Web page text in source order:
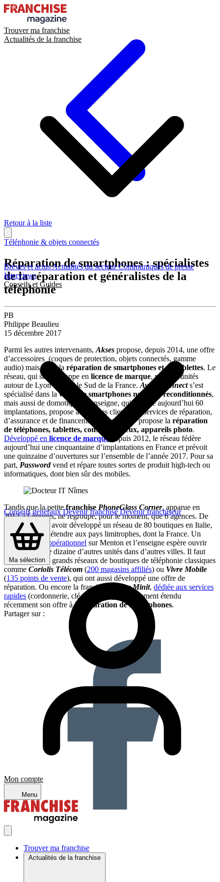
Trouver ma franchise
Actualités de la franchise
Brèves et actusActualités du secteurCommuniqués de presse
Interviews
Conseils et Guides
Conseils générauxDevenir franchiséDevenir franchiseur
Ma sélection
Mon compte
Menu
Trouver ma franchise
Actualités de la franchise
Retour à la liste
Téléphonie & objets connectés
Réparation de smartphones : spécialistes
de la réparation et généralistes de la
téléphonie
PB
Philippe Beaulieu
15 décembre 2017
Parmi les autres intervenants, Akses propose, depuis 2014, une offre
d’accessoires (coques de protection, objets connectés, gamme
audio) mais aussi la réparation de smartphones et de tablettes. Le
réseau, qui se développe en licence de marque, réunit 8 unités
autour de Lyon et dans le Sud de la France. Avelis Connects’est
spécialisé dans lavente de smartphones neufs ou reconditionnés,
mais aussi de domotique. L’enseigne, qui compte aujourd’hui 60
implantations, propose aussi à ses clients des services de réparation,
d’assurance et de financement.
Docteur ITpropose la réparation
de téléphones, tablettes, consoles de jeux, appareils photo.
Développé en licence de marque
depuis 2012, le réseau fédère
aujourd’hui une cinquantaine d’implantations en France et prévoit
une quinzaine d’ouvertures sur l’ensemble de l’année 2017. Pour sa
part, Password vend et répare toutes sortes de produit high-tech ou
informatiques, dont bien sûr des mobiles.
Tandis que la petitefranchise PhoneGlass Corner, apparue en
2012 à Limoges, ne regroupe, pour le moment, que 6 agences. De
son côté, après avoir développé un réseau de 80 boutiques en Italie,
iRiparoveut s’étendre aux pays limitrophes, dont la France. Un
pilote est déjà opérationnel sur Menton et l’enseigne espère ouvrir
rapidement une dizaine d’autres unités dans d’autres villes. Il faut
encore citer les grands réseaux de boutiques de téléphonie classiques
comme Coriolis Télécom (200 magasins affiliés) ou Vivre Mobile
(135 points de vente), qui ont aussi développé une offre de
réparation. Ou encore la franchise
Mister Minit, dédiée aux services
rapides (cordonnerie, clé-minute), qui a également étendu
récemment son offre à la
réparation de smartphones.
Partager sur :